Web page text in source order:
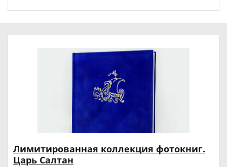
Лимитированная коллекция фотокниг.
Царь Салтан